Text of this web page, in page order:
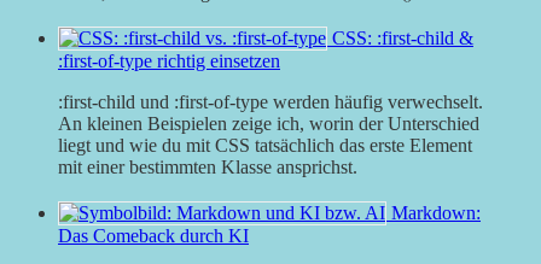
CSS: :first-child &
:first-of-type richtig einsetzen
:first-child und :first-of-type werden häufig verwechselt.
An kleinen Beispielen zeige ich, worin der Unterschied
liegt und wie du mit CSS tatsächlich das erste Element
mit einer bestimmten Klasse ansprichst.
Markdown:
Das Comeback durch KI